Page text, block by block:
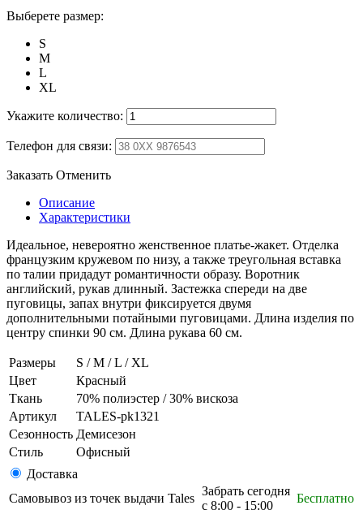
Выберете размер:
S
M
L
XL
Укажите количество:
Телефон для связи:
Заказать Отменить
Описание
Характеристики
Идеальное, невероятно женственное платье-жакет. Отделка
французким кружевом по низу, а также треугольная вставка
по талии придадут романтичности образу. Воротник
английский, рукав длинный. Застежка спереди на две
пуговицы, запах внутри фиксируется двумя
дополнительными потайными пуговицами. Длина изделия по
центру спинки 90 см. Длина рукава 60 см.
Размеры
S / M / L / XL
Цвет
Красный
Ткань
70% полиэстер / 30% вискоза
Артикул
TALES-pk1321
Сезонность Демисезон
Стиль
Офисный
Доставка
Самовывоз из точек выдачи Tales
Забрать сегодня
с 8:00 - 15:00
Бесплатно